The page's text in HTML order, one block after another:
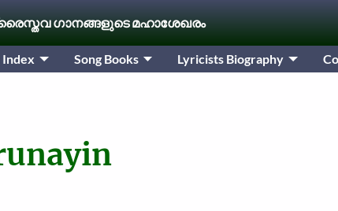
ഗാനങ്ങളുടെ മഹാശേഖരം
Index Song Books Lyricists Biography